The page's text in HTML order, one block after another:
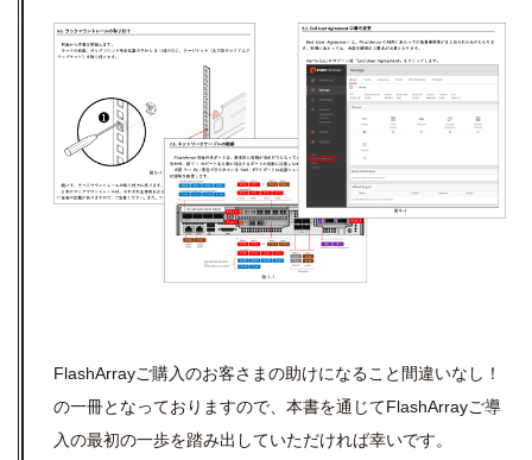
FlashArrayご購入のお客さまの助けになること間違いなし！
の一冊となっておりますので、本書を通じてFlashArrayご導
入の最初の一歩を踏み出していただければ幸いです。